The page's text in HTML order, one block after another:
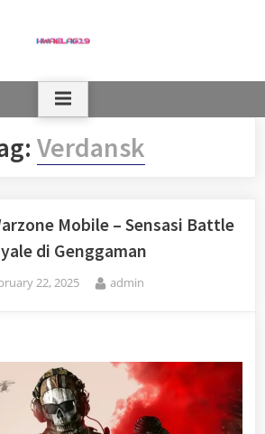
Verdansk
Mobile – Sensasi Battle
di Genggaman
22, 2025 By
admin